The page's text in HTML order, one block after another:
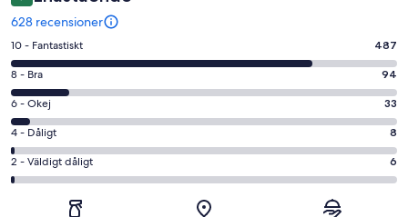
628 recensioner
10
-
Fantastiskt
i
betyg.
487
av
628
recensioner
10 - Fantastiskt 487
8
-
Bra
i
betyg.
94
8 - Bra 94
6
-
Okej
i
betyg.
6 - Okej 33
4
-
Dåligt
4 - Dåligt 8
2
-
2 - Väldigt dåligt 6